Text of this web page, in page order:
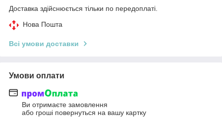
Доставка здійснюється тільки по передоплаті.
Нова Пошта
Всі умови доставки
Умови оплати
Ви отримаєте замовлення
або гроші повернуться на вашу картку